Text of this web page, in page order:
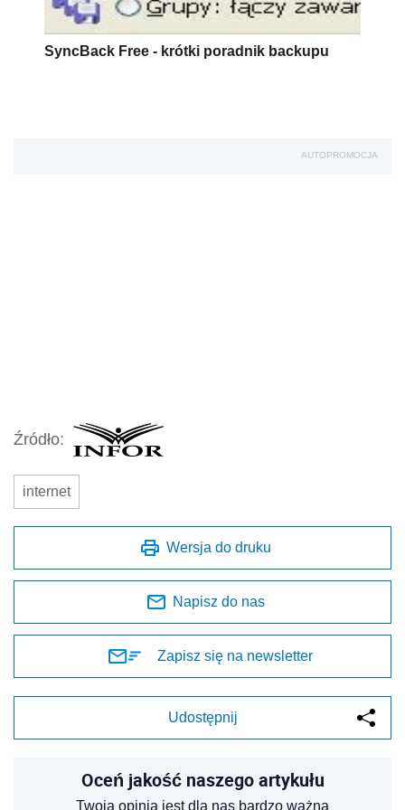
SyncBack Free - krótki poradnik backupu
AUTOPROMOCJA
Źródło:
internet
Wersja do druku
Napisz do nas
Zapisz się na newsletter
Udostępnij
Oceń jakość naszego artykułu
Twoja opinia jest dla nas bardzo ważna